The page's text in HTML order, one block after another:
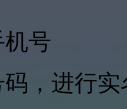
号
，进行